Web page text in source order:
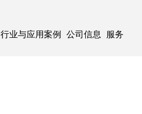
行业与应用案例 公司信息 服务